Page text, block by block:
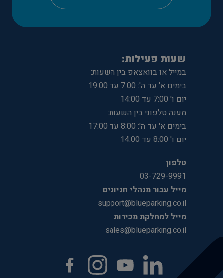
שעות פעילות:
במייל או בוואצאפ בין השעות:
בימים א' עד ה': 7:00 עד 19:00
יום ו' 7:00 עד 14:00
מענה טלפוני בין השעות:
בימים א' עד ה': 8:00 עד 17:00
יום ו' 8:00 עד 14:00
טלפון
03-729-9991
מייל עבור מנהלי חניונים
support@blueparking.co.il
מייל למחלקת מכירות
sales@blueparking.co.il